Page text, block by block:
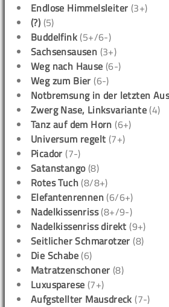
Endlose Himmelsleiter (3+)
(?) (5)
Buddelfink (5+/6-)
Sachsensausen (3+)
Weg nach Hause (6-)
Weg zum Bier (6-)
Notbremsung in der letzten
Zwerg Nase, Linksvariante (4)
Tanz auf dem Horn (6+)
Universum regelt (7+)
Picador (7-)
Satanstango(8)
Rotes Tuch (8/8+)
Elefantenrennen (6/6+)
Nadelkissenriss(8+/9-)
Nadelkissenriss direkt (9+)
Seitlicher Schmarotzer (8)
Die Schabe (6)
Matratzenschoner (8)
Luxusparese (7+)
Aufgstellter Mausdreck (7-)